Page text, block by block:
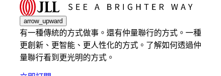
arrow_upward
有一種傳統的方式做事。還有仲量聯行的方式。一種
更創新、更智能、更人性化的方式。了解如何透過仲
量聯行看到更光明的方式。